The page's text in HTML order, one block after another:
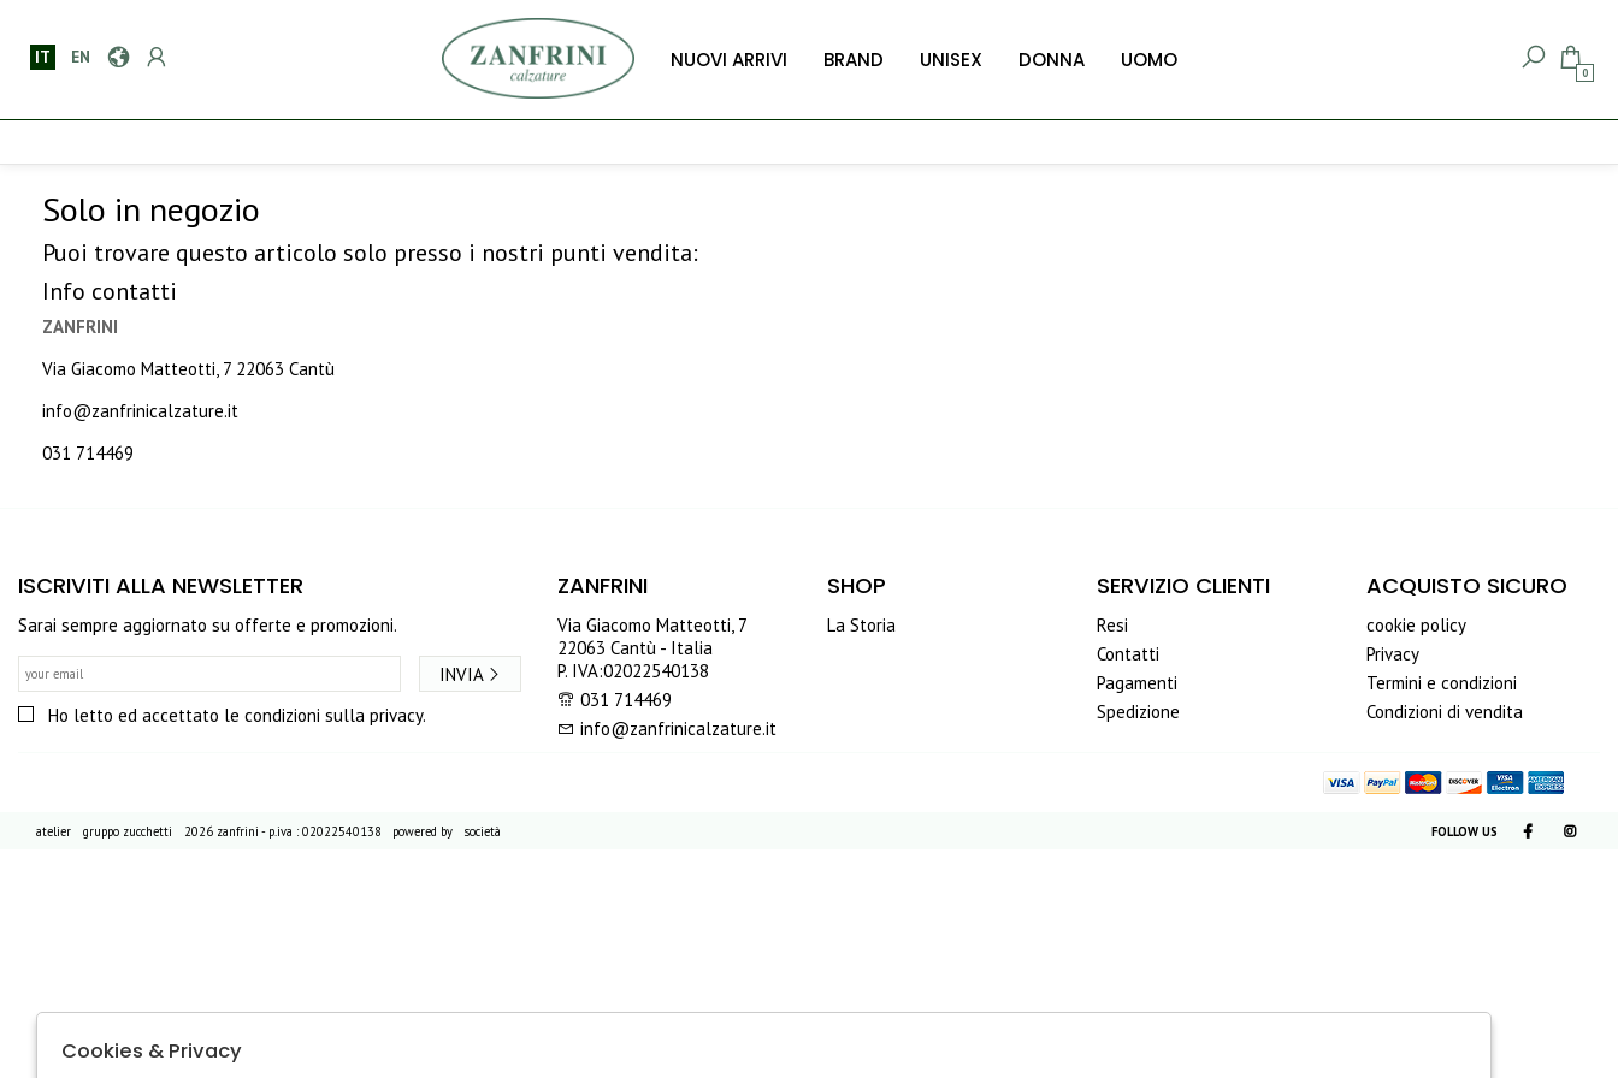
IT EN NUOVI ARRIVI BRAND UNISEX DONNA UOMO
0
Solo in negozio
Puoi trovare questo articolo solo presso i nostri punti vendita:
Info contatti
ZANFRINI
Via Giacomo Matteotti, 7 22063 Cantù
info@zanfrinicalzature.it
031 714469
ISCRIVITI ALLA NEWSLETTER
Sarai sempre aggiornato su offerte e promozioni.
Ho letto ed accettato le condizioni sulla privacy.
INVIA
ZANFRINI
Via Giacomo Matteotti, 7
22063 Cantù - Italia
P. IVA:02022540138
031 714469
info@zanfrinicalzature.it
SHOP
La Storia
SERVIZIO CLIENTI
Resi
Contatti
Pagamenti
Spedizione
ACQUISTO SICURO
cookie policy
Privacy
Termini e condizioni
Condizioni di vendita
2026 zanfrini - p.iva : 02022540138 powered by
atelier società
gruppo zucchetti FOLLOW US
Cookies & Privacy